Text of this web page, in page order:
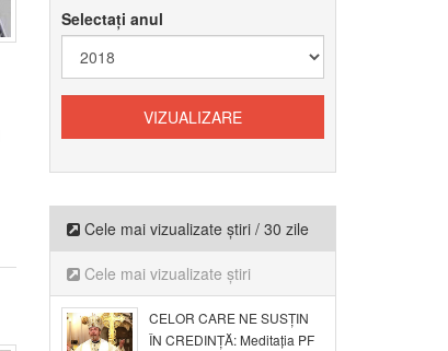
Selectați anul
Cele mai vizualizate știri / 30 zile
Cele mai vizualizate știri
CELOR CARE NE SUSȚIN
ÎN CREDINȚĂ: Meditația PF